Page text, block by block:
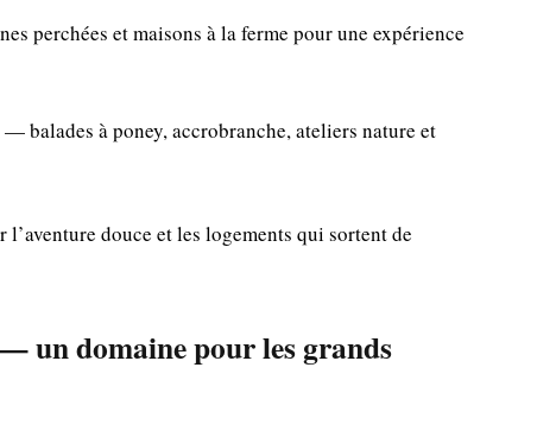
perchées et maisons à la ferme pour une expérience
balades à poney, accrobranche, ateliers nature et
douce et les logements qui sortent de
un domaine pour les grands